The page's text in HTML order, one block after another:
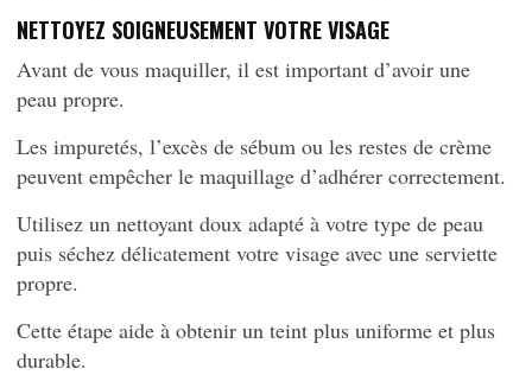
NETTOYEZ SOIGNEUSEMENT VOTRE VISAGE
Avant de vous maquiller, il est important d’avoir une
peau propre.
Les impuretés, l’excès de sébum ou les restes de crème
peuvent empêcher le maquillage d’adhérer correctement.
Utilisez un nettoyant doux adapté à votre type de peau
puis séchez délicatement votre visage avec une serviette
propre.
Cette étape aide à obtenir un teint plus uniforme et plus
durable.